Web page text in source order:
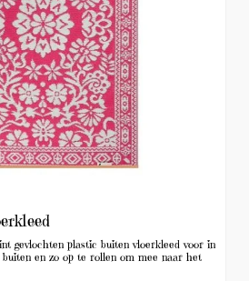
gevlochten plastic buiten vloerkleed voor in
buiten en zo op te rollen om mee naar het